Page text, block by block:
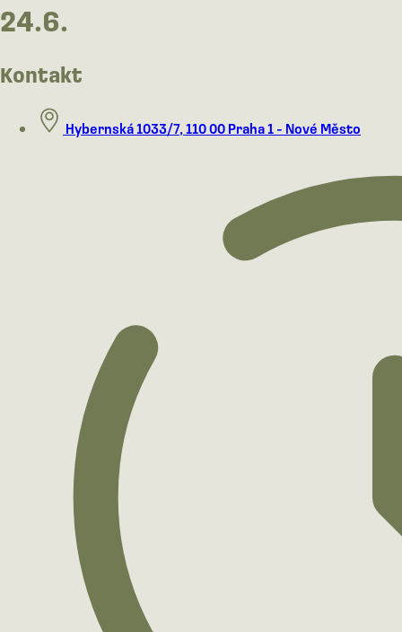
24.6.
Kontakt
Hybernská 1033/7, 110 00 Praha 1 - Nové Město